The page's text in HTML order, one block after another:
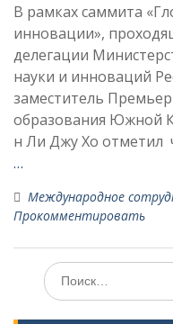
В рамках саммита
инновации»,
делегации
науки и инноваций
заместитель
образования Южной
н Ли Джу Хо отметил
…
Международное
Прокомментировать
Поиск
по: